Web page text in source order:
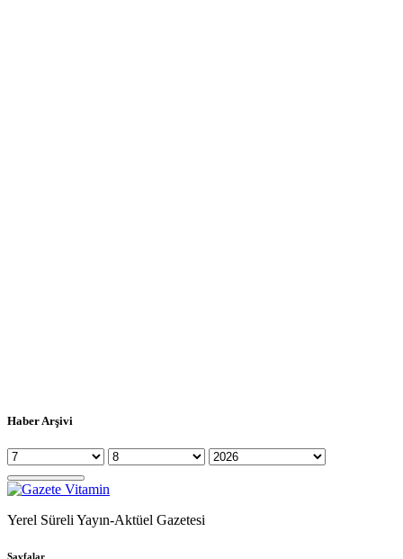
Haber Arşivi
Yerel Süreli Yayın-Aktüel Gazetesi
Sayfalar